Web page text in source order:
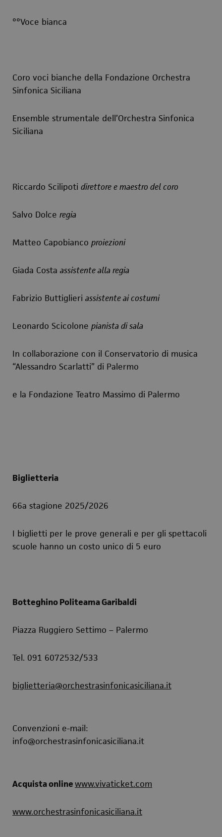
°°Voce bianca
Coro voci bianche della Fondazione Orchestra
Sinfonica Siciliana
Ensemble strumentale dell’Orchestra Sinfonica
Siciliana
Riccardo Scilipoti direttore e maestro del coro
Salvo Dolce regia
Matteo Capobianco proiezioni
Giada Costa assistente alla regia
Fabrizio Buttiglieri assistente ai costumi
Leonardo Scicolone pianista di sala
In collaborazione con il Conservatorio di musica
“Alessandro Scarlatti” di Palermo
e la Fondazione Teatro Massimo di Palermo
Biglietteria
66a stagione 2025/2026
I biglietti per le prove generali e per gli spettacoli
scuole hanno un costo unico di 5 euro
Botteghino Politeama Garibaldi
Piazza Ruggiero Settimo – Palermo
Tel. 091 6072532/533
biglietteria@orchestrasinfonicasiciliana.it
Convenzioni e-mail:
info@orchestrasinfonicasiciliana.it
Acquista onlinewww.vivaticket.com
www.orchestrasinfonicasiciliana.it